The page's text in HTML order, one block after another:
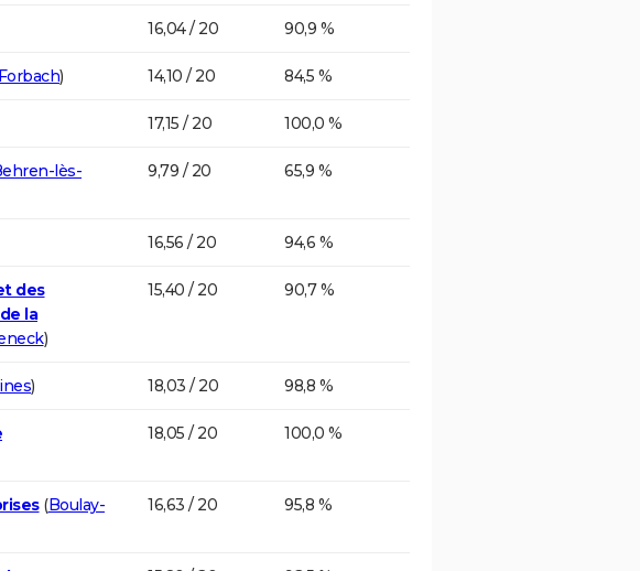
16,04 / 20 90,9 %
) 14,10 / 20 84,5 %
17,15 / 20 100,0 %
lès-
9,79 / 20 65,9 %
16,56 / 20 94,6 %
des
la
)
15,40 / 20 90,7 %
) 18,03 / 20 98,8 %
18,05 / 20 100,0 %
(Boulay-
16,63 / 20 95,8 %